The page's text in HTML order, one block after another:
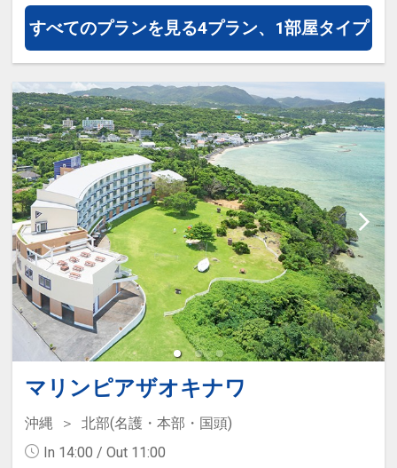
すべてのプランを見る4プラン、1部屋タイプ
マリンピアザオキナワ
沖縄
北部(名護・本部・国頭)
In 14:00 / Out 11:00